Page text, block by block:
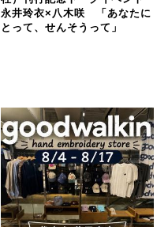
永井玲衣×八木咲 「あなたに
とって、せんそうって」